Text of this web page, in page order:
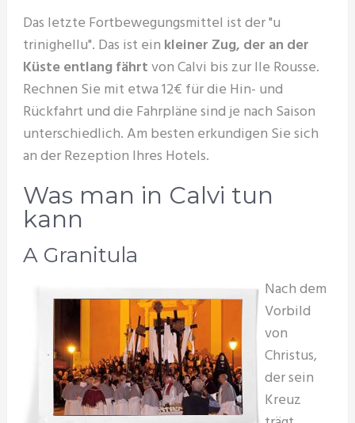
Das letzte Fortbewegungsmittel ist der "u
trinighellu". Das ist ein kleiner Zug, der an der
Küste entlang fährtvon Calvi bis zur Ile Rousse.
Rechnen Sie mit etwa 12€ für die Hin- und
Rückfahrt und die Fahrpläne sind je nach Saison
unterschiedlich. Am besten erkundigen Sie sich
an der Rezeption Ihres Hotels.
Was man in Calvi tun
kann
A Granitula
Nach dem
Vorbild
von
Christus,
der sein
Kreuz